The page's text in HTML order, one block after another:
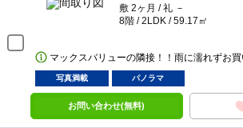
敷 2ヶ月 / 礼 －
8階 / 2LDK / 59.17㎡
マックスバリューの隣接！！雨に濡れずお買
写真満載 パノラマ
お問い合わせ(無料)